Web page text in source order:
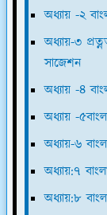
অধ্যায় -২
অধ্যায়-৩
সাজেশন
অধ্যায় -৪
অধ্যায় -
অধ্যায়-৬
অধ্যায়:৭
অধ্যায়:৮